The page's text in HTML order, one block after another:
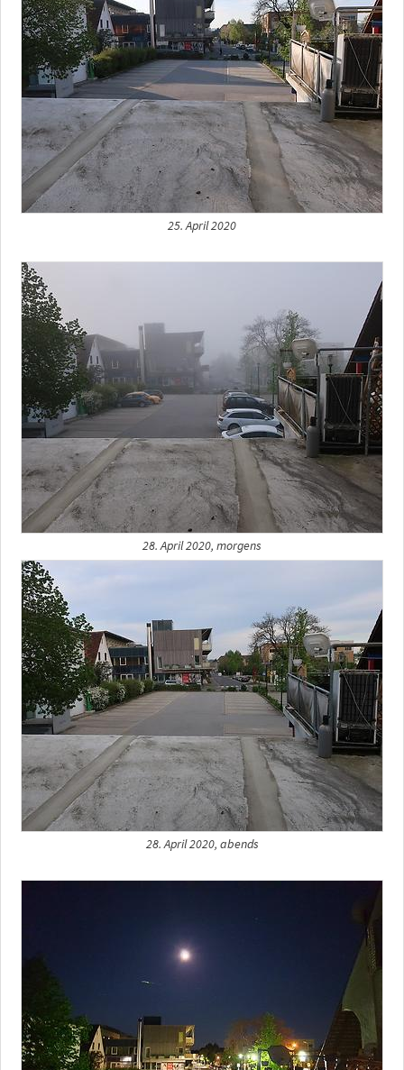
25. April 2020
28. April 2020, morgens
28. April 2020, abends